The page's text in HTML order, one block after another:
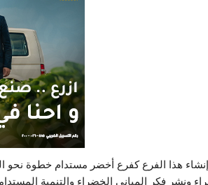
هذا الفرع كفرع أخضر مستدام خطوة نحو
ونشر فكر المباني الخضراء والتنمية